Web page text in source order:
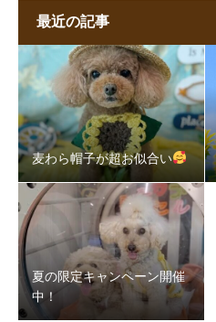
最近の記事
麦わら帽子が超お似合い
夏の限定キャンペーン開催
中！